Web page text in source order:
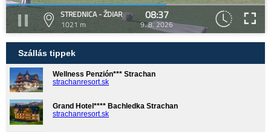
STREDNICA - ŽDIAR
1021 m
08:37
9. 8. 2026
Szállás tippek
Wellness Penzión*** Strachan
strachanresort.sk
Grand Hotel**** Bachledka Strachan
strachanresort.sk